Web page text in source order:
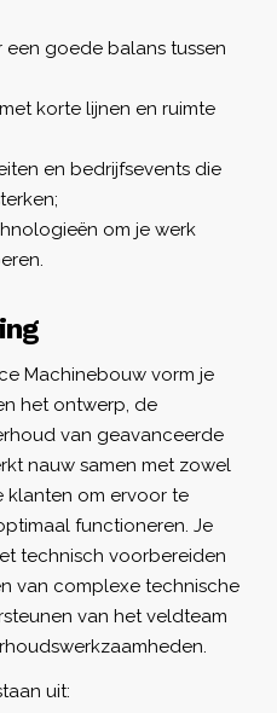
goede balans tussen
korte lijnen en ruimte
en bedrijfsevents die
om je werk
Machinebouw vorm je
het ontwerp, de
van geavanceerde
nauw samen met zowel
klanten om ervoor te
functioneren. Je
technisch voorbereiden
van complexe technische
van het veldteam
uit: